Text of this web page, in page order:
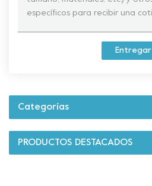
Entregar
Categorías
PRODUCTOS DESTACADOS